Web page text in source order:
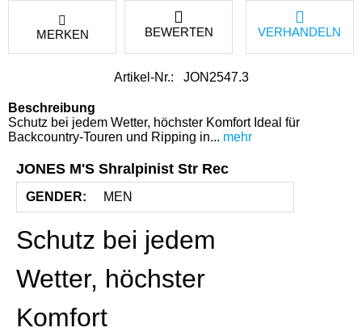
MERKEN BEWERTEN VERHANDELN
Artikel-Nr.: JON2547.3
Beschreibung
Schutz bei jedem Wetter, höchster Komfort Ideal für
Backcountry-Touren und Ripping in... mehr
JONES M'S Shralpinist Str Rec
GENDER: MEN
Schutz bei jedem
Wetter, höchster
Komfort